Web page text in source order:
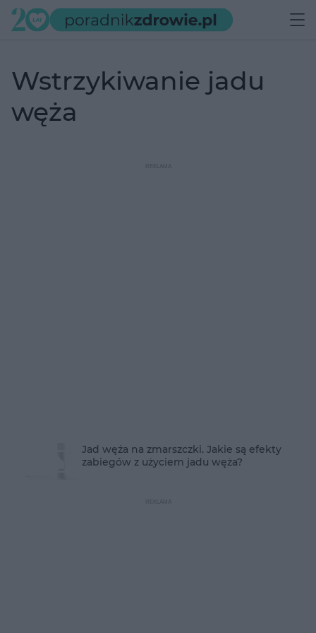
wstrzykiwanie jadu
węża
Jad węża na zmarszczki. Jakie są efekty
zabiegów z użyciem jadu węża?